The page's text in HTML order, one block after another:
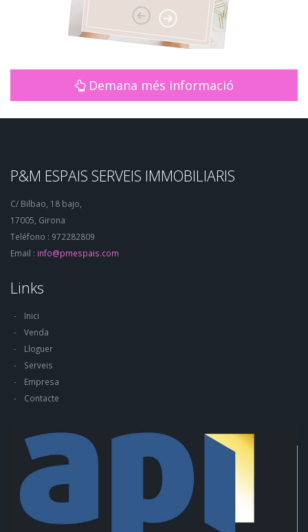
Demana més informació
P&M ESPAIS SERVEIS IMMOBILIARIS
C/ Bilbao, 18 bajo,
17005, Girona
Teléfono : 972282809
Email : info@pmespais.com
Links
Inici
Venda
Lloguer
Serveis
Empresa
Contacte